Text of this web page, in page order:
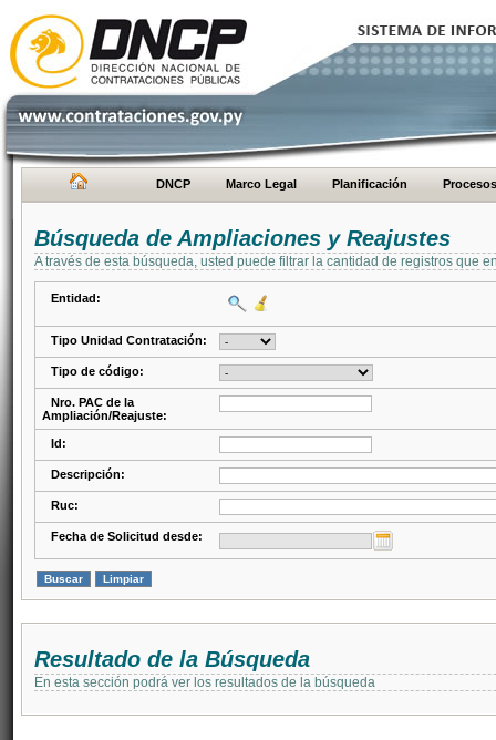
DNCP Marco Legal Planificación Procesos
Búsqueda de Ampliaciones y Reajustes
A través de esta búsqueda, usted puede filtrar la cantidad de registros que
Entidad:
Tipo Unidad Contratación:
Tipo de código:
Nro. PAC de la
Ampliación/Reajuste:
Id:
Descripción:
Ruc:
Fecha de Solicitud desde:
Resultado de la Búsqueda
En esta sección podrá ver los resultados de la búsqueda